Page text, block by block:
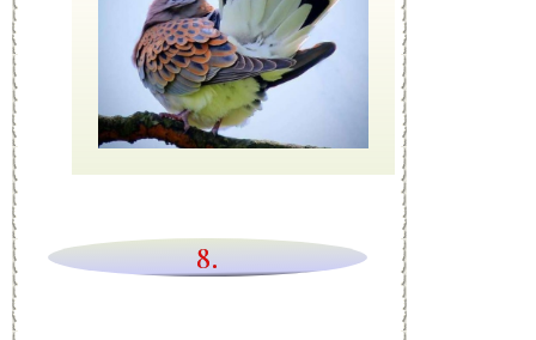
8.